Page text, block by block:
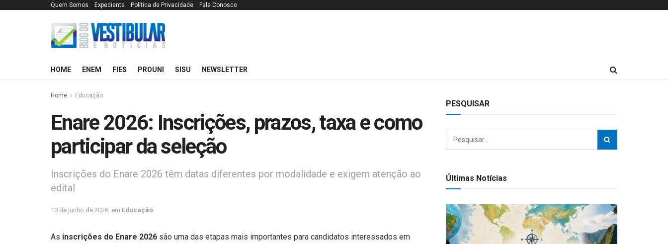
Quem Somos Expediente Política de Privacidade Fale Conosco
HOME ENEM FIES PROUNI SISU NEWSLETTER
Home Educação
Enare 2026: Inscrições, prazos, taxa e como
participar da seleção
Inscrições do Enare 2026 têm datas diferentes por modalidade e exigem atenção ao
edital
10 de junho de 2026 em Educação
As inscrições do Enare 2026 são uma das etapas mais importantes para candidatos interessados em
PESQUISAR
Últimas Notícias